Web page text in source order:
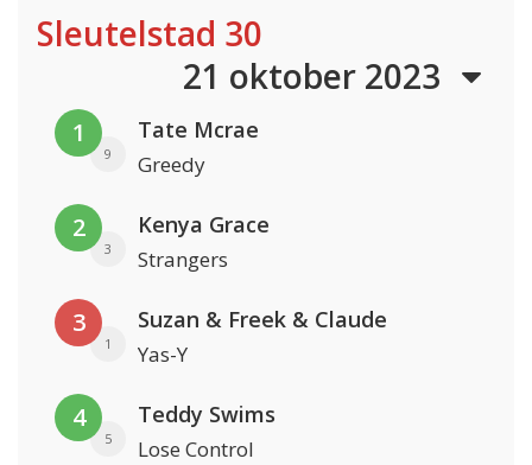
Sleutelstad 30
21 oktober 2023
1
9
Tate Mcrae
Greedy
2
3
Kenya Grace
Strangers
3
1
Suzan & Freek & Claude
Yas-Y
4
5
Teddy Swims
Lose Control